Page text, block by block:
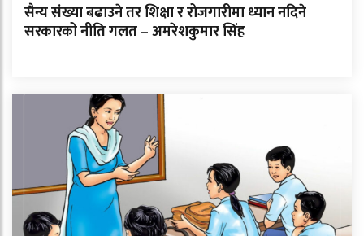
सैन्य संख्या बढाउने तर शिक्षा र रोजगारीमा ध्यान नदिने
सरकारको नीति गलत – अमरेशकुमार सिंह